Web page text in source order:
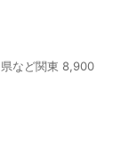
など関東 8,900